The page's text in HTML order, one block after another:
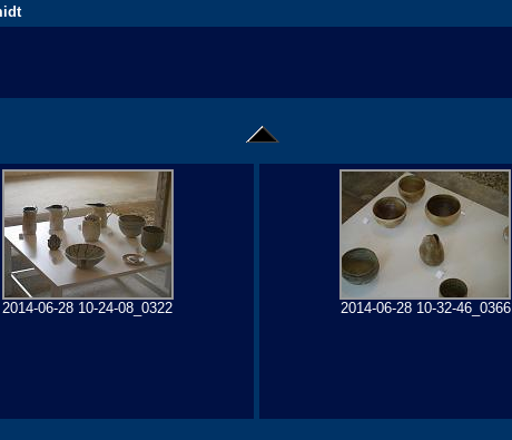
2014-06-28 10-24-08_0322 2014-06-28 10-32-46_0366